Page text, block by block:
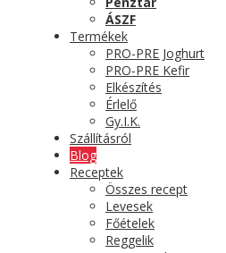
ÁSZF
Termékek
PRO-PRE Joghurt
PRO-PRE Kefir
Elkészítés
Érlelő
Gy.I.K.
Szállításról
Blog
Receptek
Összes recept
Levesek
Főételek
Reggelik